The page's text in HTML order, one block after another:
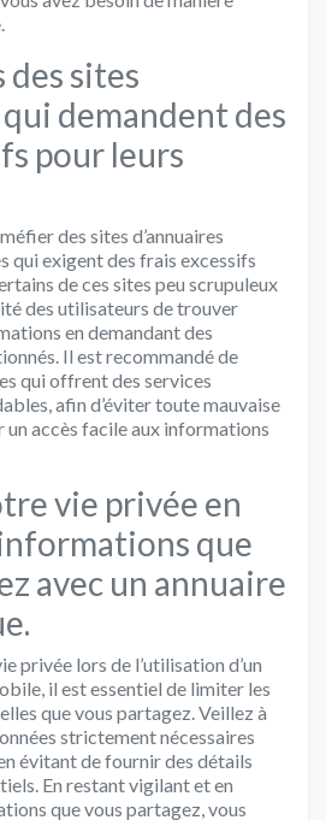
des sites
demandent des
pour leurs
des sites d’annuaires
qui exigent des frais excessifs
de ces sites peu scrupuleux
des utilisateurs de trouver
en demandant des
Il est recommandé de
qui offrent des services
afin d’éviter toute mauvaise
accès facile aux informations
vie privée en
que
avec un annuaire
privée lors de l’utilisation d’un
il est essentiel de limiter les
que vous partagez. Veillez à
strictement nécessaires
évitant de fournir des détails
En restant vigilant et en
que vous partagez, vous